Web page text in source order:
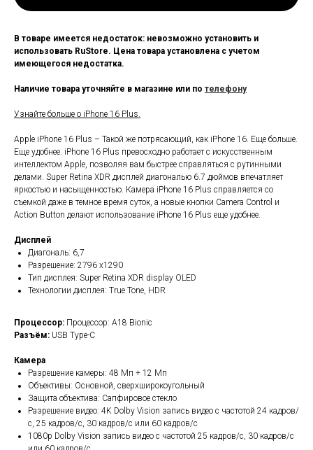
В товаре имеется недостаток: невозможно установить и
использовать RuStore. Цена товара установлена с учетом
имеющегося недостатка.
Наличие товара уточняйте в магазине или по телефону
Узнайте больше о iPhone 16 Plus.
Apple iPhone 16 Plus – Такой же потрясающий, как iPhone 16. Еще больше.
Еще удобнее. iPhone 16 Plus превосходно работает с искусственным
интеллектом Apple, позволяя вам быстрее справляться с рутинными
делами. Super Retina XDR дисплей диагональю 6.7 дюймов впечатляет
яркостью и насыщенностью. Камера iPhone 16 Plus справляется со
съемкой даже в темное время суток, а новые кнопки Camera Control и
Action Button делают использование iPhone 16 Plus еще удобнее.
Дисплей
Диагональ: 6,7
Разрешение: 2796 x1290
Тип дисплея: Super Retina XDR display OLED
Технологии дисплея: True Tone, HDR
Процессор: Процессор: A18 Bionic
Разъём: USB Type-C
Камера
Разрешение камеры: 48 Мп + 12 Мп
Объективы: Основной, сверхширокоугольный
Защита объектива: Сапфировое стекло
Разрешение видео: 4K Dolby Vision запись видео c частотой 24 кадров/
с, 25 кадров/с, 30 кадров/с или 60 кадров/с
1080p Dolby Vision запись видео с частотой 25 кадров/с, 30 кадров/с